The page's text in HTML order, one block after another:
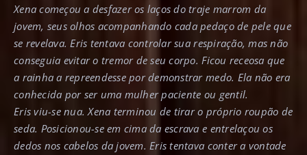
Xena começou a desfazer os laços do traje marrom da
jovem, seus olhos acompanhando cada pedaço de pele que
se revelava. Eris tentava controlar sua respiração, mas não
conseguia evitar o tremor de seu corpo. Ficou receosa que
a rainha a repreendesse por demonstrar medo. Ela não era
conhecida por ser uma mulher paciente ou gentil.
Eris viu-se nua. Xena terminou de tirar o próprio roupão de
seda. Posicionou-se em cima da escrava e entrelaçou os
dedos nos cabelos da jovem. Eris tentava conter a vontade